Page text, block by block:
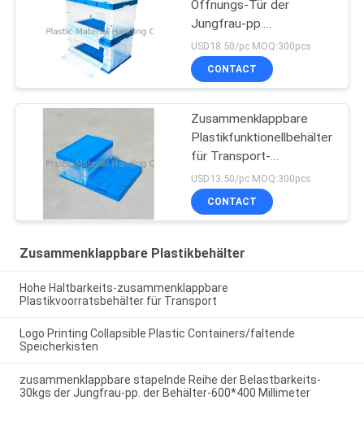
Öffnungs-Tür der
Jungfrau-pp.
zusammenklappbare
beide Seiten
USD18.50/pc MOQ:300pcs
CONTACT
Zusammenklappbare
Plastikfunktionellbehälter
für Transport-
Schlagzähigkeit
USD13.50/pc MOQ:300pcs
CONTACT
Zusammenklappbare Plastikbehälter
Hohe Haltbarkeits-zusammenklappbare
Plastikvoorratsbehälter für Transport
Logo Printing Collapsible Plastic Containers/faltende
Speicherkisten
zusammenklappbare stapelnde Reihe der Belastbarkeits-
30kgs der Jungfrau-pp. der Behälter-600*400 Millimeter